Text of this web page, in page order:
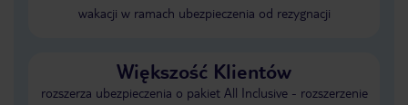
wakacji w ramach ubezpieczenia od rezygnacji
Większość Klientów
rozszerza ubezpieczenia o pakiet All Inclusive - rozszerzenie